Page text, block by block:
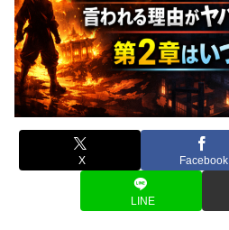
X Facebook
LINE